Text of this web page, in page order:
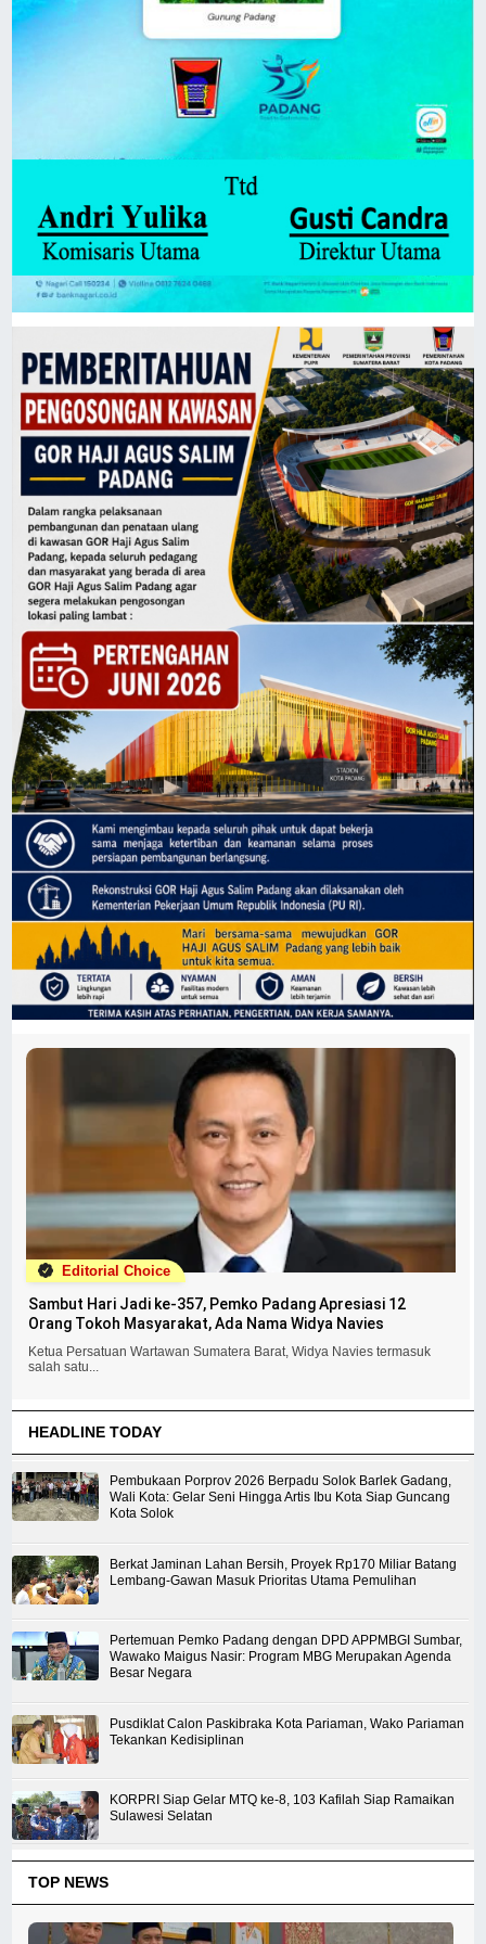
Editorial Choice
Sambut Hari Jadi ke-357, Pemko Padang Apresiasi 12
Orang Tokoh Masyarakat, Ada Nama Widya Navies
Ketua Persatuan Wartawan Sumatera Barat, Widya Navies termasuk
salah satu...
HEADLINE TODAY
Pembukaan Porprov 2026 Berpadu Solok Barlek Gadang,
Wali Kota: Gelar Seni Hingga Artis Ibu Kota Siap Guncang
Kota Solok
Berkat Jaminan Lahan Bersih, Proyek Rp170 Miliar Batang
Lembang-Gawan Masuk Prioritas Utama Pemulihan
Pertemuan Pemko Padang dengan DPD APPMBGI Sumbar,
Wawako Maigus Nasir: Program MBG Merupakan Agenda
Besar Negara
Pusdiklat Calon Paskibraka Kota Pariaman, Wako Pariaman
Tekankan Kedisiplinan
KORPRI Siap Gelar MTQ ke-8, 103 Kafilah Siap Ramaikan
Sulawesi Selatan
TOP NEWS